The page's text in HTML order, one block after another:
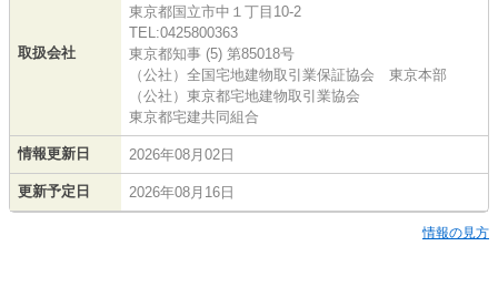
取扱会社
東京都国立市中１丁目10-2
TEL:0425800363
東京都知事 (5) 第85018号
（公社）全国宅地建物取引業保証協会 東京本部
（公社）東京都宅地建物取引業協会
東京都宅建共同組合
情報更新日 2026年08月02日
更新予定日 2026年08月16日
情報の見方